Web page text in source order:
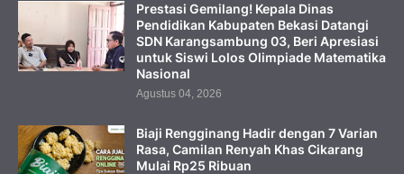
Prestasi Gemilang! Kepala Dinas
Pendidikan Kabupaten Bekasi Datangi
SDN Karangsambung 03, Beri Apresiasi
untuk Siswi Lolos Olimpiade Matematika
Nasional
Agustus 04, 2026
Biaji Rengginang Hadir dengan 7 Varian
Rasa, Camilan Renyah Khas Cikarang
Mulai Rp25 Ribuan